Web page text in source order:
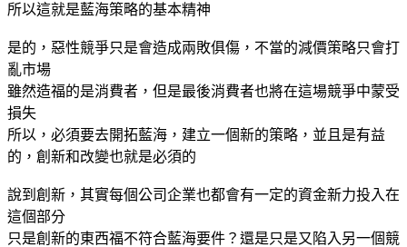
所以這就是藍海策略的基本精神
是的，惡性競爭只是會造成兩敗俱傷，不當的減價策略只會打
亂市場
雖然造福的是消費者，但是最後消費者也將在這場競爭中蒙受
損失
所以，必須要去開拓藍海，建立一個新的策略，並且是有益
的，創新和改變也就是必須的
說到創新，其實每個公司企業也都會有一定的資金新力投入在
這個部分
只是創新的東西福不符合藍海要件？還是只是又陷入另一個競